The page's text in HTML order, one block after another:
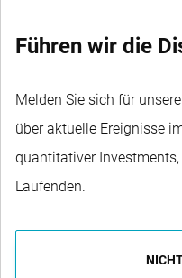
Führen wir die
Melden Sie sich für
über aktuelle Ereignisse
quantitativer
Laufenden.